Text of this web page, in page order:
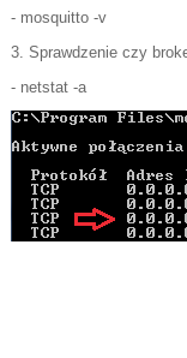
- mosquitto -v
3. Sprawdzenie czy
- netstat -a